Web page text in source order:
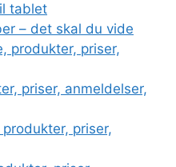
tablet
– det skal du vide
produkter, priser,
priser, anmeldelser,
priser,